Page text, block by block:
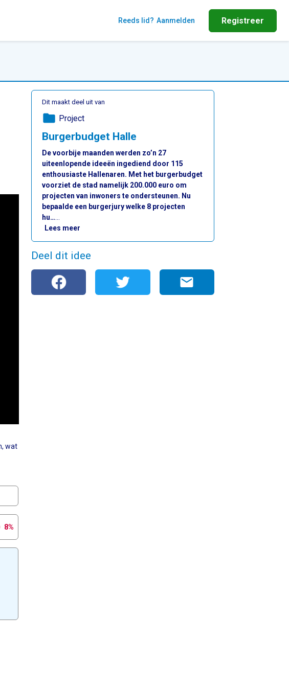
Reeds lid? Aanmelden Registreer
wat
8%
Dit maakt deel uit van
folder Project
Burgerbudget Halle
De voorbije maanden werden zo’n 27
uiteenlopende ideeën ingediend door 115
enthousiaste Hallenaren. Met het burgerbudget
voorziet de stad namelijk 200.000 euro om
projecten van inwoners te ondersteunen. Nu
bepaalde een burgerjury welke 8 projecten
hu……
Lees meer: Burgerbudget Halle
Deel dit idee
mail